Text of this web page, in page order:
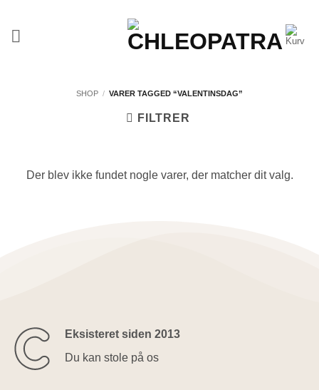
indhold
SHOP / VARER TAGGED “VALENTINSDAG”
FILTRER
Der blev ikke fundet nogle varer, der matcher dit valg.
Eksisteret siden 2013
Du kan stole på os